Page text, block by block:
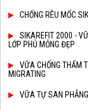
CHỐNG RÊU MỐC
SIKAREFIT 2000 -
LỚP PHỦ MỎNG ĐẸP
VỮA CHỐNG THẤM
MIGRATING
VỮA TỰ SAN